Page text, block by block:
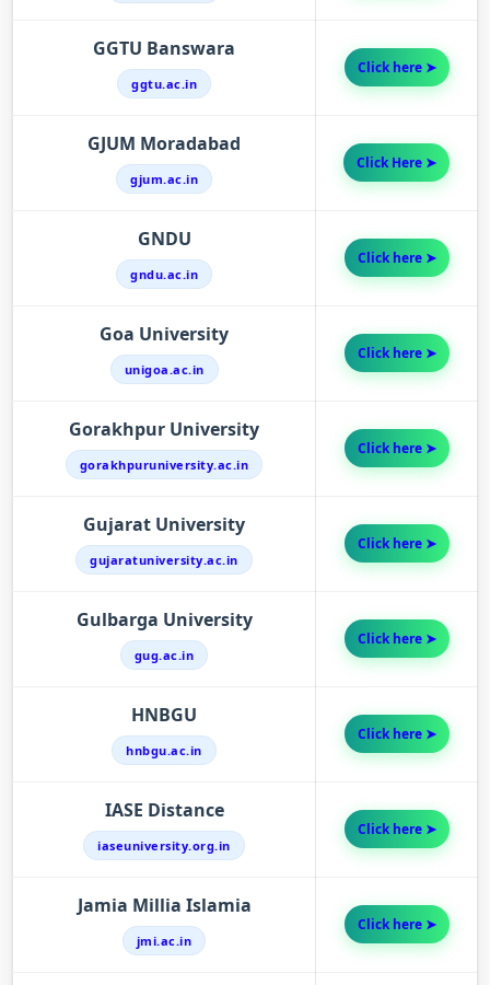
GGTU Banswara
ggtu.ac.in
Click here ➤
GJUM Moradabad
gjum.ac.in
Click Here ➤
GNDU
gndu.ac.in
Click here ➤
Goa University
unigoa.ac.in
Click here ➤
Gorakhpur University
gorakhpuruniversity.ac.in
Click here ➤
Gujarat University
gujaratuniversity.ac.in
Click here ➤
Gulbarga University
gug.ac.in
Click here ➤
HNBGU
hnbgu.ac.in
Click here ➤
IASE Distance
iaseuniversity.org.in
Click here ➤
Jamia Millia Islamia
jmi.ac.in
Click here ➤